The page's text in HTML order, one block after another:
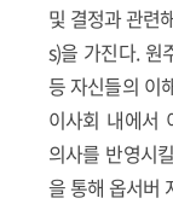
및 결정과 관련
s)을 가진다. 원
등 자신들의 이
이사회 내에서
의사를 반영시
을 통해 옵서버